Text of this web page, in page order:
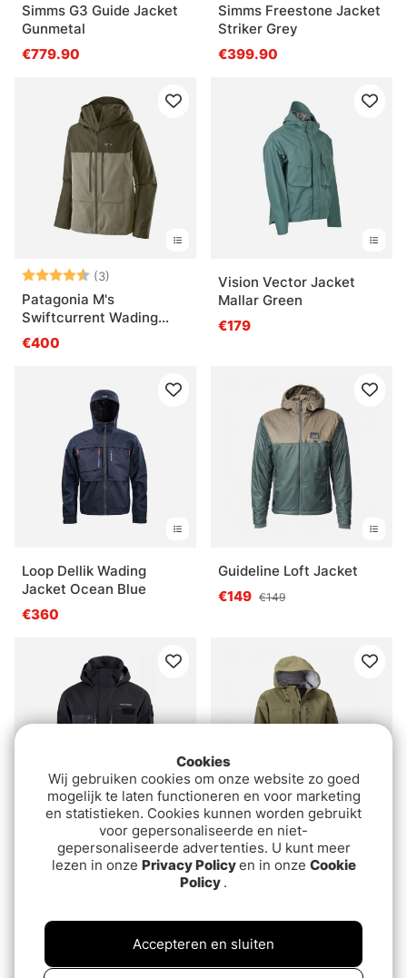
Simms G3 Guide Jacket
Gunmetal
€779.90
Simms Freestone Jacket
Striker Grey
€399.90
Beoordeling:
(3)
Patagonia M's
Swiftcurrent Wading
Jacket River Rock Green
€400
Vision Vector Jacket
Mallar Green
€179
Loop Dellik Wading
Jacket Ocean Blue
€360
Guideline Loft Jacket
€149 €149
Grundéns Portal Gore-
Tex® Wading Jacket
Orvis Clearwater Wading
Jacket Moss
€331
Cookies
Wij gebruiken cookies om onze website zo goed
mogelijk te laten functioneren en voor marketing
en statistieken. Cookies kunnen worden gebruikt
voor gepersonaliseerde en niet-
gepersonaliseerde advertenties. U kunt meer
lezen in onze Privacy Policyen in onze Cookie
Policy .
Accepteren en sluiten